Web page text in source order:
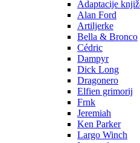
Adaptacije
Alan Ford
Artiljerke
Bella & Bronco
Cédric
Dampyr
Dick Long
Dragonero
Elfien grimorij
Frnk
Jeremiah
Ken Parker
Largo Winch